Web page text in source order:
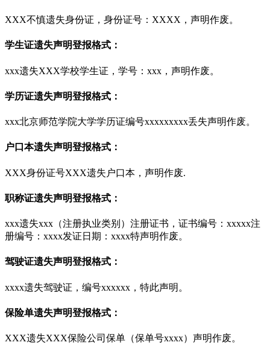
XXX不慎遗失身份证，身份证号：XXXX，声明作废。
学生证遗失声明登报格式：
xxx遗失XXX学校学生证，学号：xxx，声明作废。
学历证遗失声明登报格式：
xxx北京师范学院大学学历证编号xxxxxxxxx丢失声明作废。
户口本遗失声明登报格式：
XXX身份证号XXX遗失户口本，声明作废.
职称证遗失声明登报格式：
xxx遗失xxx（注册执业类别）注册证书，证书编号：xxxxx注
册编号：xxxx发证日期：xxxx特声明作废。
驾驶证遗失声明登报格式：
xxxx遗失驾驶证，编号xxxxxx，特此声明。
保险单遗失声明登报格式：
XXX遗失XXX保险公司保单（保单号xxxx）声明作废。